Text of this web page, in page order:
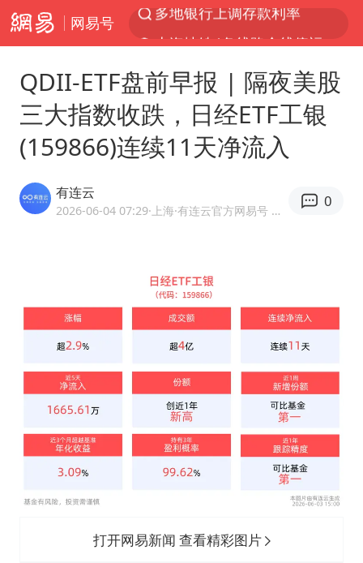
网易号
上海地铁4条线路全线停运
白海豚路径图
宇树申购 中一签有望赚20万元
今日有3只新股申购
白海豚可深入内陆制造大范围风雨
手机真会“偷听”我们说话吗
轰-6K到底是不是战略轰炸机
面对面丨蔡磊：与渐冻症抗争 纵使不敌 也不屈服
加沙约14万栋建筑被完全摧毁
QDII-ETF盘前早报 | 隔夜美股
三大指数收跌，日经ETF工银
(159866)连续11天净流入
有连云
2026-06-04 07:29·上海 ·有连云官方网易号 优质财经领域创作者
0
打开网易新闻 查看精彩图片